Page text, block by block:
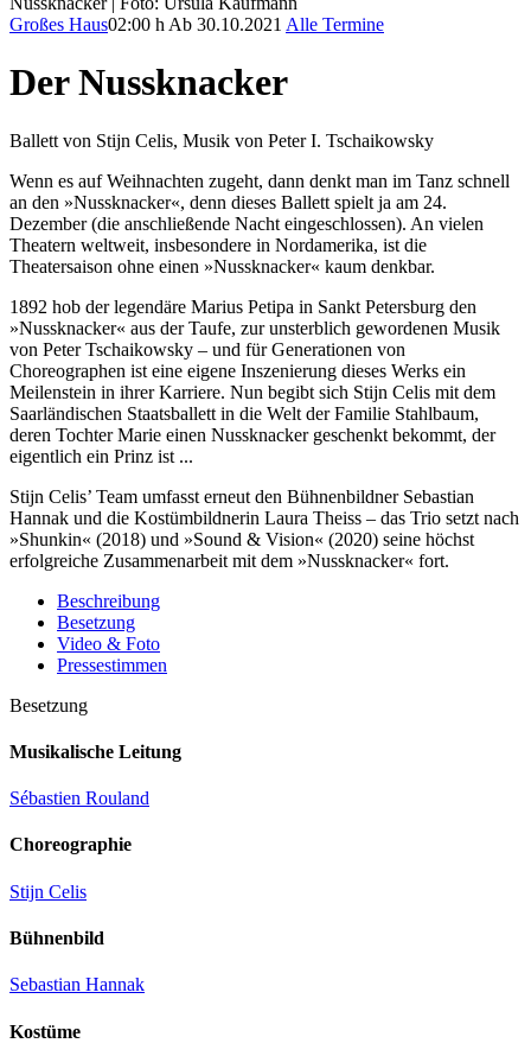
Großes Haus02:00 h Ab 30.10.2021 Alle Termine
Der Nussknacker
Ballett von Stijn Celis, Musik von Peter I. Tschaikowsky
Wenn es auf Weihnachten zugeht, dann denkt man im Tanz schnell
an den »Nussknacker«, denn dieses Ballett spielt ja am 24.
Dezember (die anschließende Nacht eingeschlossen). An vielen
Theatern weltweit, insbesondere in Nordamerika, ist die
Theatersaison ohne einen »Nussknacker« kaum denkbar.
1892 hob der legendäre Marius Petipa in Sankt Petersburg den
»Nussknacker« aus der Taufe, zur unsterblich gewordenen Musik
von Peter Tschaikowsky – und für Generationen von
Choreographen ist eine eigene Inszenierung dieses Werks ein
Meilenstein in ihrer Karriere. Nun begibt sich Stijn Celis mit dem
Saarländischen Staatsballett in die Welt der Familie Stahlbaum,
deren Tochter Marie einen Nussknacker geschenkt bekommt, der
eigentlich ein Prinz ist ...
Stijn Celis’ Team umfasst erneut den Bühnenbildner Sebastian
Hannak und die Kostümbildnerin Laura Theiss – das Trio setzt nach
»Shunkin« (2018) und »Sound & Vision« (2020) seine höchst
erfolgreiche Zusammenarbeit mit dem »Nussknacker« fort.
Beschreibung
Besetzung
Video & Foto
Pressestimmen
Besetzung
Musikalische Leitung
Sébastien Rouland
Choreographie
Stijn Celis
Bühnenbild
Sebastian Hannak
Kostüme